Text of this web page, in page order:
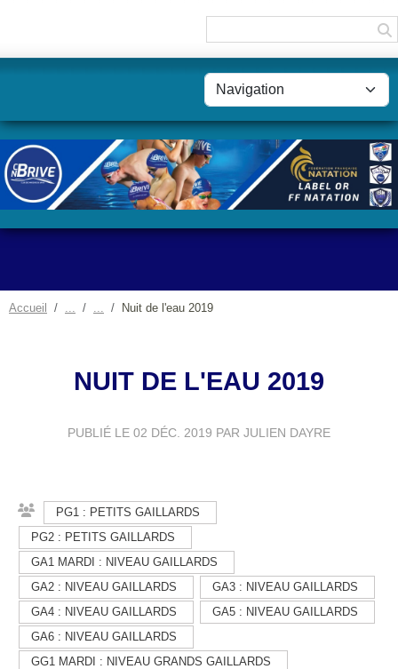
Accueil Nuit de l'eau 2019
NUIT DE L'EAU 2019
PUBLIÉ LE 02 DÉC. 2019 PAR JULIEN DAYRE
PG1 : PETITS GAILLARDS
PG2 : PETITS GAILLARDS
GA1 MARDI : NIVEAU GAILLARDS
GA2 : NIVEAU GAILLARDS
GA3 : NIVEAU GAILLARDS
GA4 : NIVEAU GAILLARDS
GA5 : NIVEAU GAILLARDS
GA6 : NIVEAU GAILLARDS
GG1 MARDI : NIVEAU GRANDS GAILLARDS